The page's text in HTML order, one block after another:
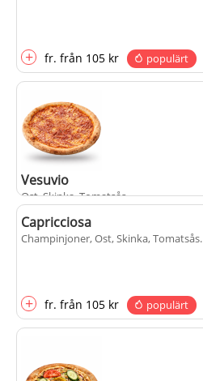
+ fr. från 105 kr populärt
Vesuvio
Ost, Skinka, Tomatsås.
Capricciosa
Champinjoner, Ost, Skinka, Tomatsås.
+ fr. från 105 kr populärt